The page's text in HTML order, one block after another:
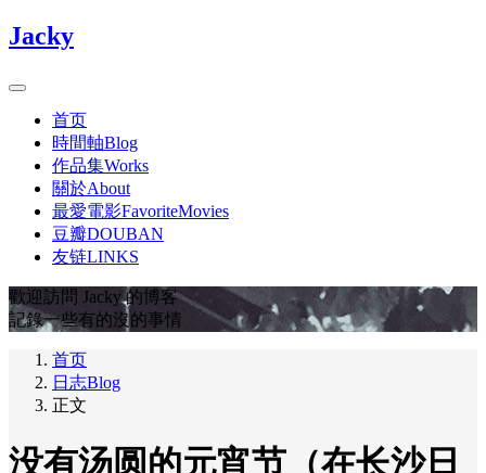
Jacky
首页
時間軸Blog
作品集Works
關於About
最愛電影FavoriteMovies
豆瓣DOUBAN
友链LINKS
歡迎訪問 Jacky 的博客
記錄一些有的沒的事情
首页
日志Blog
正文
没有汤圆的元宵节（在长沙日